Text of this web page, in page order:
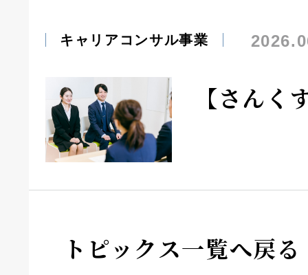
キャリアコンサル事業
【さんく
トピックス一覧へ戻る